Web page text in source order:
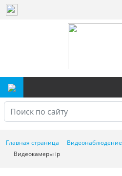
Главная страница Видеонаблюдение
Видеокамеры ip